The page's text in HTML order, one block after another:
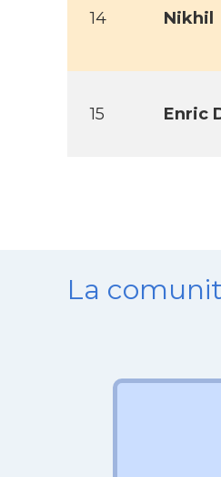
14 Nikhil
15 Enric
La